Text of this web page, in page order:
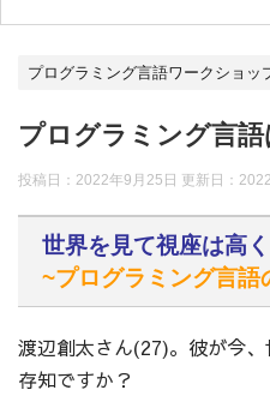
プログラミング言語ワークショッ
プログラミング言
投稿日：2022年9月25日 更新日：
世界を見て視座は高く
~プログラミング言語
渡辺創太さん(27)。彼が今
存知ですか？